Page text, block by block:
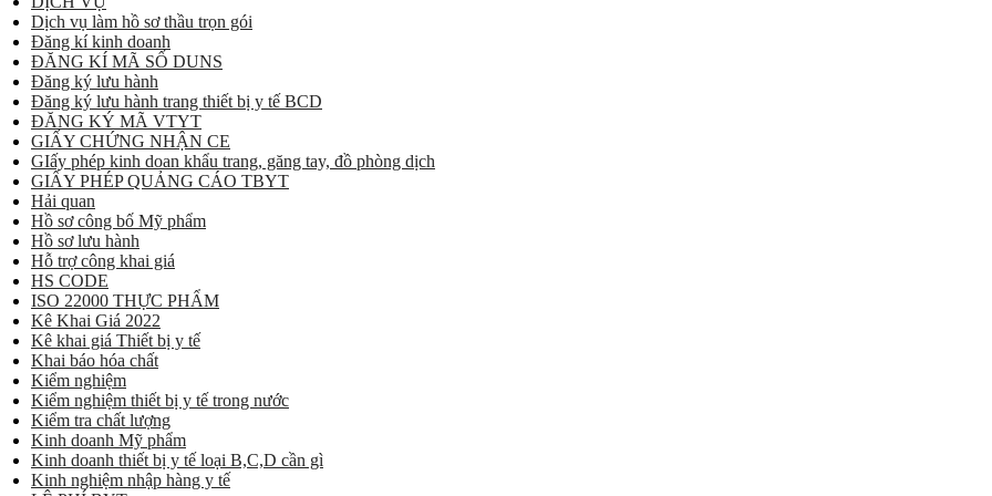
Dịch vụ làm hồ sơ thầu trọn gói
Đăng kí kinh doanh
ĐĂNG KÍ MÃ SỐ DUNS
Đăng ký lưu hành
Đăng ký lưu hành trang thiết bị y tế BCD
ĐĂNG KÝ MÃ VTYT
GIẤY CHỨNG NHẬN CE
GIấy phép kinh doan khẩu trang, găng tay, đồ phòng dịch
GIẤY PHÉP QUẢNG CÁO TBYT
Hải quan
Hồ sơ công bố Mỹ phẩm
Hồ sơ lưu hành
Hỗ trợ công khai giá
HS CODE
ISO 22000 THỰC PHẨM
Kê Khai Giá 2022
Kê khai giá Thiết bị y tế
Khai báo hóa chất
Kiểm nghiệm
Kiểm nghiệm thiết bị y tế trong nước
Kiểm tra chất lượng
Kinh doanh Mỹ phẩm
Kinh doanh thiết bị y tế loại B,C,D cần gì
Kinh nghiệm nhập hàng y tế